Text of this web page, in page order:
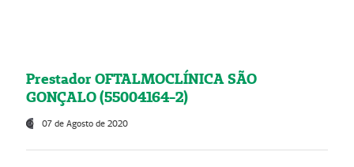
Prestador OFTALMOCLÍNICA SÃO
GONÇALO (55004164-2)
07 de Agosto de 2020